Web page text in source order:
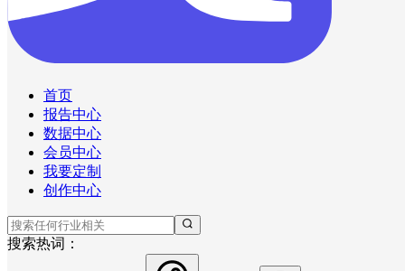
首页
报告中心
数据中心
会员中心
我要定制
创作中心
搜索热词：